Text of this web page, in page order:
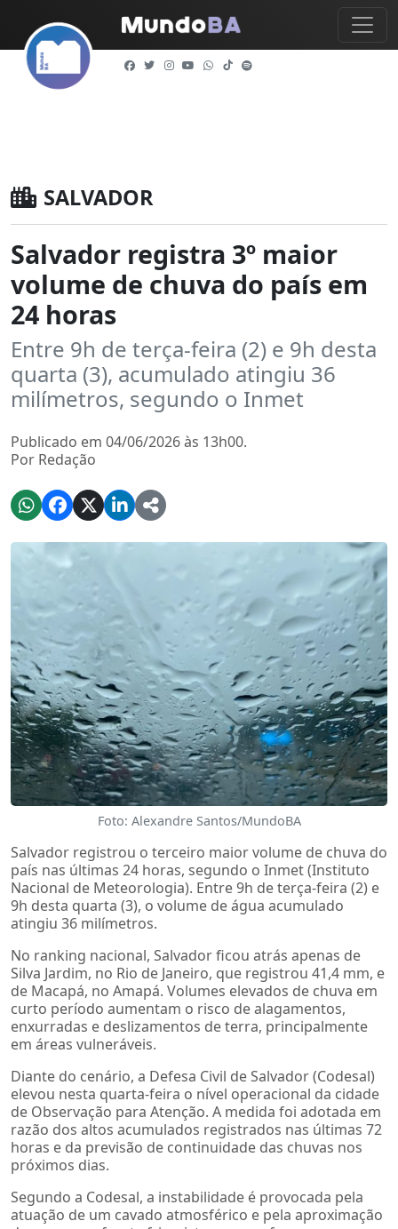
SALVADOR
Salvador registra 3º maior
volume de chuva do país em
24 horas
Entre 9h de terça-feira (2) e 9h desta
quarta (3), acumulado atingiu 36
milímetros, segundo o Inmet
Publicado em 04/06/2026 às 13h00.
Por Redação
Foto: Alexandre Santos/MundoBA
Salvador registrou o terceiro maior volume de chuva do
país nas últimas 24 horas, segundo o Inmet (Instituto
Nacional de Meteorologia). Entre 9h de terça-feira (2) e
9h desta quarta (3), o volume de água acumulado
atingiu 36 milímetros.
No ranking nacional, Salvador ficou atrás apenas de
Silva Jardim, no Rio de Janeiro, que registrou 41,4 mm, e
de Macapá, no Amapá. Volumes elevados de chuva em
curto período aumentam o risco de alagamentos,
enxurradas e deslizamentos de terra, principalmente
em áreas vulneráveis.
Diante do cenário, a Defesa Civil de Salvador (Codesal)
elevou nesta quarta-feira o nível operacional da cidade
de Observação para Atenção. A medida foi adotada em
razão dos altos acumulados registrados nas últimas 72
horas e da previsão de continuidade das chuvas nos
próximos dias.
Segundo a Codesal, a instabilidade é provocada pela
atuação de um cavado atmosférico e pela aproximação